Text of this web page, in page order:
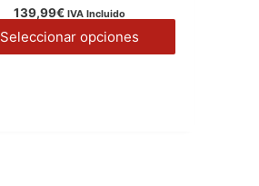
139,99€ IVA Incluido
Seleccionar opciones
se